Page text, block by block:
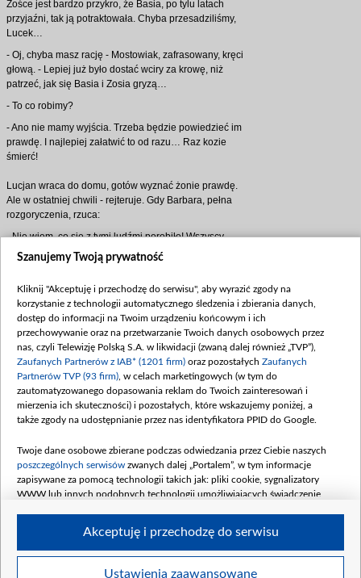
Zośce jest bardzo przykro, że Basia, po tylu latach
przyjaźni, tak ją potraktowała. Chyba przesadziliśmy,
Lucek…
- Oj, chyba masz rację - Mostowiak, zafrasowany, kręci
głową. - Lepiej już było dostać wciry za krowę, niż
patrzeć, jak się Basia i Zosia gryzą…
- To co robimy?
- Ano nie mamy wyjścia. Trzeba będzie powiedzieć im
prawdę. I najlepiej załatwić to od razu… Raz kozie
śmierć!
Lucjan wraca do domu, gotów wyznać żonie prawdę.
Ale w ostatniej chwili - rejteruje. Gdy Barbara, pełna
rozgoryczenia, rzuca:
- Nie wiem, co się z tymi ludźmi porobiło! Wszyscy
kłamią, spiskują, oszukują… Ja to ci powiem, Lucek:
nie ma gorszej rzeczy niż kłamstwo!
Mostowiak chyłkiem ucieka z domu… I znów spotyka
się z Kisielem.
- Aleśmy piwa nawarzyli… Cokolwiek teraz zrobimy,
będzie źle! Klasyczny pat - Lucjan patrzy smętnie na
przyjaciela. - Nie przyznamy się: Zocha z Basią będą
się na siebie gniewać. Przyznamy się: pogniewają się
na nas…
- Ba, żeby tylko! - sąsiad humor ma równie kiepski. -
Jak ci Basia tak ostro powiedziała o tych wszystkich
przebłagać, trzeba by, nie wiem… sprzedać krowę!
Czy za kłamstwa obu staruszków zapłaci w końcu…
niewinna krasula? Emisja odcinka numer 726. już we
Szanujemy Twoją prywatność
Kliknij "Akceptuję i przechodzę do serwisu", aby wyrazić zgody na
korzystanie z technologii automatycznego śledzenia i zbierania danych,
dostęp do informacji na Twoim urządzeniu końcowym i ich
przechowywanie oraz na przetwarzanie Twoich danych osobowych przez
nas, czyli Telewizję Polską S.A. w likwidacji (zwaną dalej również „TVP”),
Zaufanych Partnerów z IAB* (1201 firm) oraz pozostałych Zaufanych
Partnerów TVP (93 firm) , w celach marketingowych (w tym do
zautomatyzowanego dopasowania reklam do Twoich zainteresowań i
mierzenia ich skuteczności) i pozostałych, które wskazujemy poniżej, a
także zgody na udostępnianie przez nas identyfikatora PPID do Google.
Twoje dane osobowe zbierane podczas odwiedzania przez Ciebie naszych
poszczególnych serwisów zwanych dalej „Portalem”, w tym informacje
zapisywane za pomocą technologii takich jak: pliki cookie, sygnalizatory
WWW lub innych podobnych technologii umożliwiających świadczenie
Twoje dane osobowe zbierane podczas odwiedzania przez Ciebie
Ustawienia zaawansowane
Akceptuję i przechodzę do serwisu